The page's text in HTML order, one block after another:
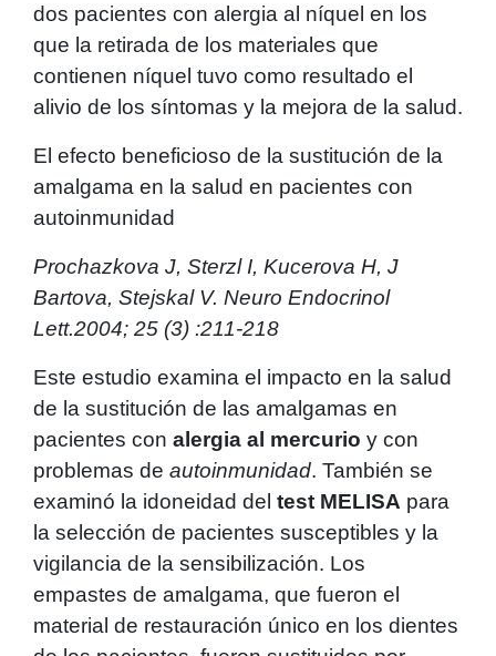
dos pacientes con alergia al níquel en los
que la retirada de los materiales que
contienen níquel tuvo como resultado el
alivio de los síntomas y la mejora de la salud.
El efecto beneficioso de la sustitución de la
amalgama en la salud en pacientes con
autoinmunidad
Prochazkova J, Sterzl I, Kucerova H, J
Bartova, Stejskal V. Neuro Endocrinol
Lett.2004; 25 (3) :211-218
Este estudio examina el impacto en la salud
de la sustitución de las amalgamas en
pacientes con alergia al mercurio y con
problemas de autoinmunidad. También se
examinó la idoneidad del test MELISA para
la selección de pacientes susceptibles y la
vigilancia de la sensibilización. Los
empastes de amalgama, que fueron el
material de restauración único en los dientes